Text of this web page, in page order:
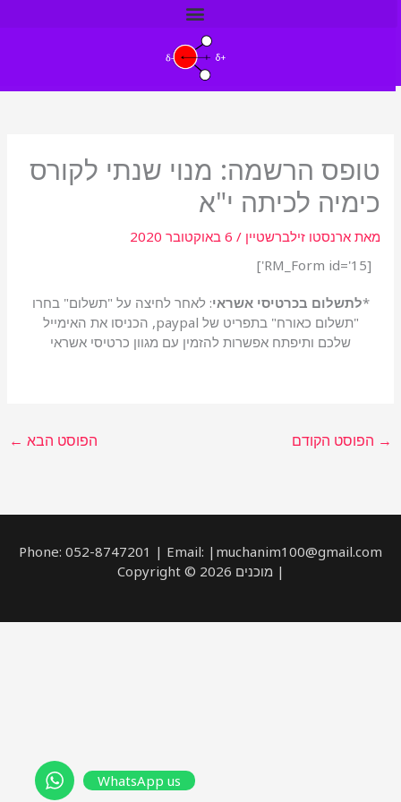
טופס הרשמה: מנוי שנתי לקורס
כימיה לכיתה י"א
מאת ארנסטו זילברשטיין / 6 באוקטובר 2020
[RM_Form id='15']
*לתשלום בכרטיסי אשראי: לאחר לחיצה על "תשלום" בחרו
"תשלום כאורח" בתפריט של paypal, הכניסו את האימייל
שלכם ותיפתח אפשרות להזמין עם מגוון כרטיסי אשראי
→ הפוסט הקודם הפוסט הבא ←
Phone: 052-8747201 | Email: |muchanim100@gmail.com
| מוכנים Copyright © 2026
WhatsApp us